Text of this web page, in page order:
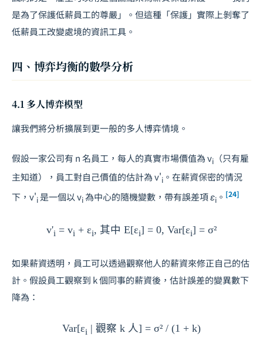
是為了保護低薪員工的尊嚴」。但這種「保護」實際上剝奪了
低薪員工改變處境的資訊工具。
四、博弈均衡的數學分析
4.1 多人博弈模型
讓我們將分析擴展到更一般的多人博弈情境。
假設一家公司有 n名員工，每人的真實市場價值為vi （只有雇
主知道），員工對自己價值的估計為v'i 。在薪資保密的情況
下， v'i是一個以vi為中心的隨機變數，帶有誤差項εi 。 [24]
v'i = vi + εi, 其中 E[εi] = 0, Var[εi] = σ²
如果薪資透明，員工可以透過觀察他人的薪資來修正自己的估
計。假設員工觀察到 k個同事的薪資後，估計誤差的變異數下
降為：
Var[εi | 觀察 k 人] = σ² / (1 + k)